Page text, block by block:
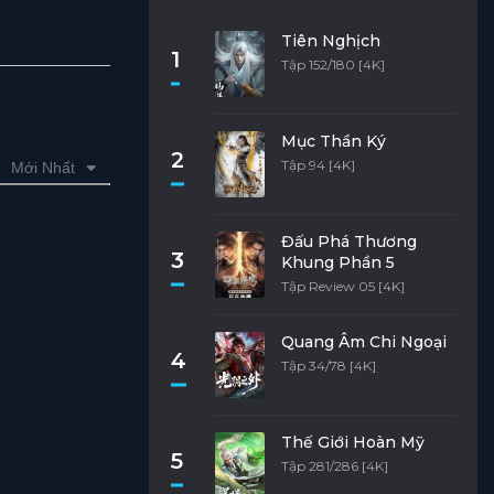
Mới Nhất
1
Tiên Nghịch
Tập 152/180 [4K]
2
Mục Thần Ký
Tập 94 [4K]
3
Đấu Phá Thương
Khung Phần 5
Tập Review 05 [4K]
4
Quang Âm Chi Ngoại
Tập 34/78 [4K]
5
Thế Giới Hoàn Mỹ
Tập 281/286 [4K]